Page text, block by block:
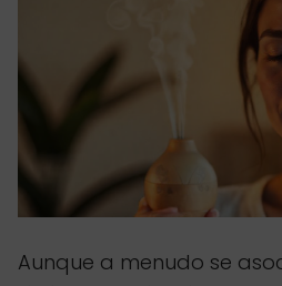
Aunque a menudo se